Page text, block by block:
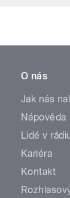
O nás
Jak nás
Nápověda
Lidé v
Kariéra
Kontakt